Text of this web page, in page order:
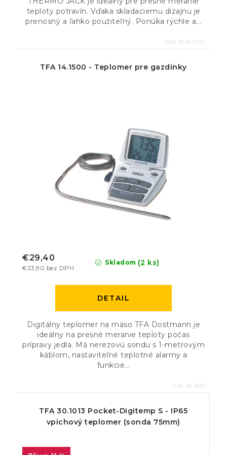
teploty potravín. Vďaka skladaciemu dizajnu je
prenosný a ľahko použiteľný. Ponúka rýchle a...
Kód: 30.1047.02
TFA 14.1500 - Teplomer pre gazdinky
Skladom (2 ks)
€23,90 bez DPH
€29,40
DETAIL
Digitálny teplomer na mäso TFA Dostmann je
ideálny na presné meranie teploty počas
prípravy jedla. Má nerezovú sondu s 1-metrovým
káblom, nastaviteľné teplotné alarmy a
funkcie...
Kód: 14.1500
TFA 30.1013 Pocket-Digitemp S - IP65
vpichový teplomer (sonda 75mm)